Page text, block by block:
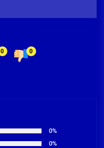
0 0
0%
0%